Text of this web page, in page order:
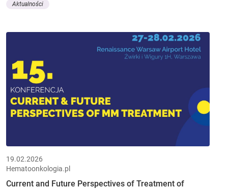
Aktualności
19.02.2026
Hematoonkologia.pl
Current and Future Perspectives of Treatment of